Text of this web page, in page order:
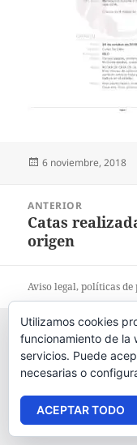
Publicado
6 noviembre, 2018
entradas
ANTERIOR
Entrada
anterior:
Catas
origen
Aviso legal, políticas de
Utilizamos cookies
funcionamiento de la
servicios. Puede
necesarias o
ACEPTAR TODO